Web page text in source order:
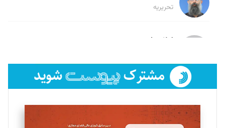
تحریریه
لیلا حنارود
فائزه فتحی رستمی
تحریریه